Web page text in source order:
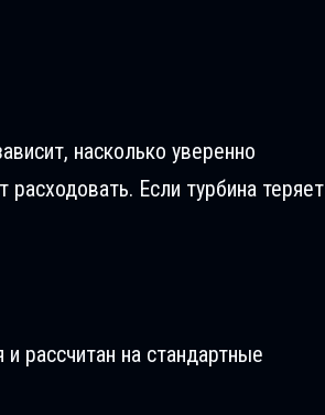
насколько уверенно
Если турбина теряет
рассчитан на стандартные